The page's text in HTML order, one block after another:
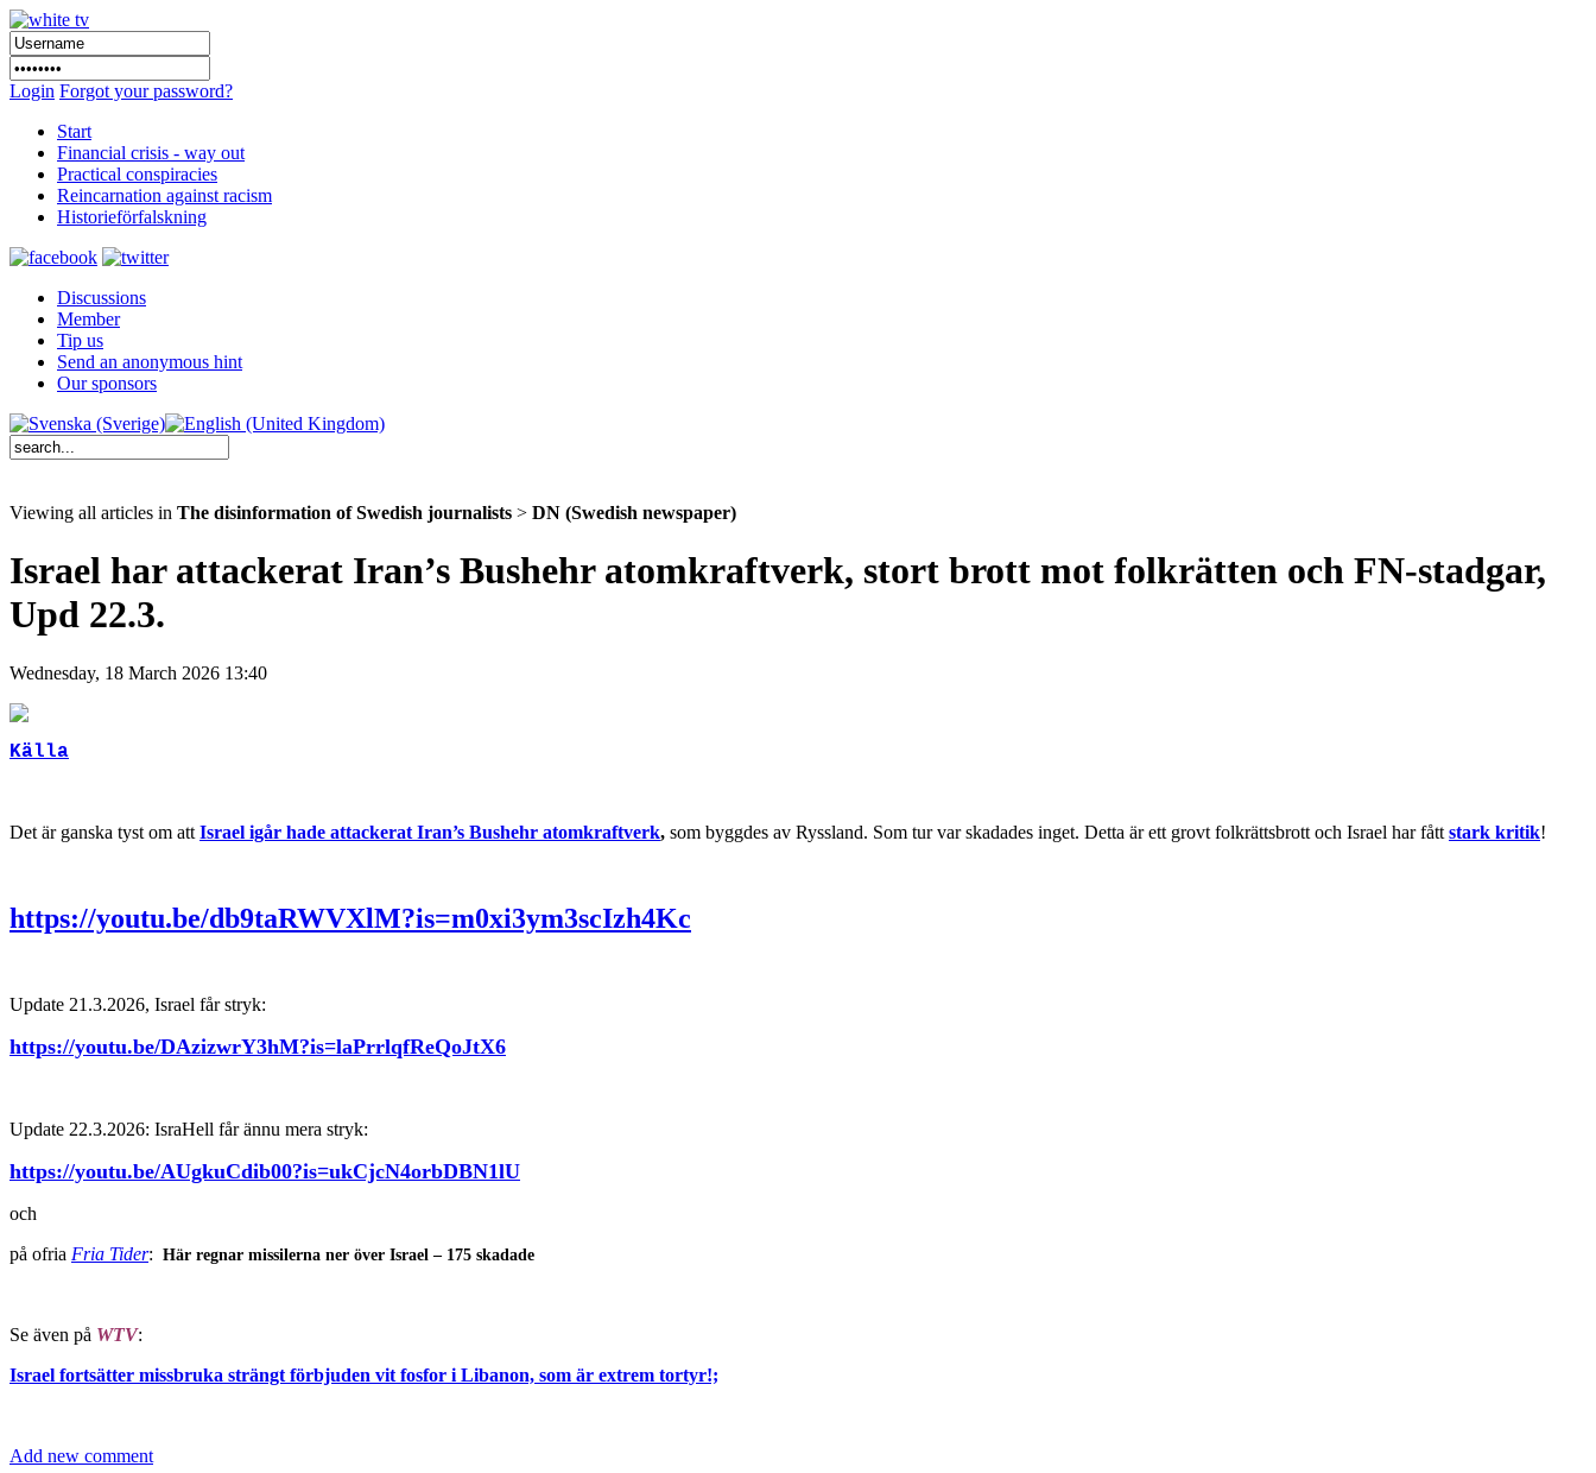
Login Forgot your password?
Start
Financial crisis - way out
Practical conspiracies
Reincarnation against racism
Historieförfalskning
Discussions
Member
Tip us
Send an anonymous hint
Our sponsors
Viewing all articles in The disinformation of Swedish journalists > DN (Swedish newspaper)
Israel har attackerat Iran’s Bushehr atomkraftverk, stort brott mot folkrätten och FN-stadgar,
Upd 22.3.
Wednesday, 18 March 2026 13:40
Källa
Det är ganska tyst om att Israel igår hade attackerat Iran’s Bushehr atomkraftverk, som byggdes av Ryssland. Som tur var skadades inget. Detta är ett grovt folkrättsbrott och Israel har fått stark kritik!
https://youtu.be/db9taRWVXlM?is=m0xi3ym3scIzh4Kc
Update 21.3.2026, Israel får stryk:
https://youtu.be/DAzizwrY3hM?is=laPrrlqfReQoJtX6
Update 22.3.2026: IsraHell får ännu mera stryk:
https://youtu.be/AUgkuCdib00?is=ukCjcN4orbDBN1lU
och
på ofria Fria Tider: Här regnar missilerna ner över Israel – 175 skadade
Se även på WTV:
Israel fortsätter missbruka strängt förbjuden vit fosfor i Libanon, som är extrem tortyr!;
Add new comment